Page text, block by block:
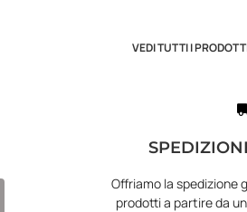
VEDI TUTTI I
Offriamo la spedizione
prodotti a partire da